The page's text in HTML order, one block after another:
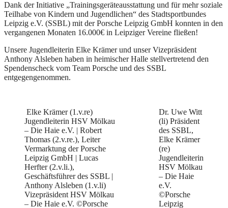
Dank der Initiative „Trainingsgeräteausstattung und für mehr soziale
Teilhabe von Kindern und Jugendlichen“ des Stadtsportbundes
Leipzig e.V. (SSBL) mit der Porsche Leipzig GmbH konnten in den
vergangenen Monaten 16.000€ in Leipziger Vereine fließen!
Unsere Jugendleiterin Elke Krämer und unser Vizepräsident
Anthony Alsleben haben in heimischer Halle stellvertretend den
Spendenscheck vom Team Porsche und des SSBL
entgegengenommen.
Elke Krämer (1.v.re)
Jugendleiterin HSV Mölkau
– Die Haie e.V. | Robert
Thomas (2.v.re.), Leiter
Vermarktung der Porsche
Leipzig GmbH | Lucas
Herfter (2.v.li.),
Geschäftsführer des SSBL |
Anthony Alsleben (1.v.li)
Vizepräsident HSV Mölkau
– Die Haie e.V. ©Porsche
Dr. Uwe Witt
(li) Präsident
des SSBL,
Elke Krämer
(re)
Jugendleiterin
HSV Mölkau
– Die Haie
e.V.
©Porsche
Leipzig